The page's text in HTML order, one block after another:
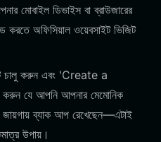
মোবাইল ডিভাইস বা ব্রাউজারের
অফিসিয়াল ওয়েবসাইট ভিজিট
চালু করুন এবং 'Create a
করুন যে আপনি আপনার মেমোনিক
ব্যাক আপ রেখেছেন—এটাই
উপায়।